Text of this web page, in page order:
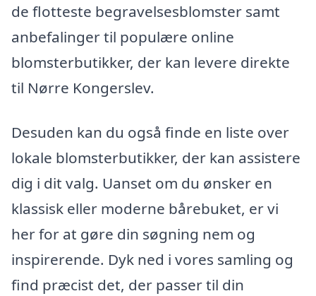
de flotteste begravelsesblomster samt
anbefalinger til populære online
blomsterbutikker, der kan levere direkte
til Nørre Kongerslev.
Desuden kan du også finde en liste over
lokale blomsterbutikker, der kan assistere
dig i dit valg. Uanset om du ønsker en
klassisk eller moderne bårebuket, er vi
her for at gøre din søgning nem og
inspirerende. Dyk ned i vores samling og
find præcist det, der passer til din